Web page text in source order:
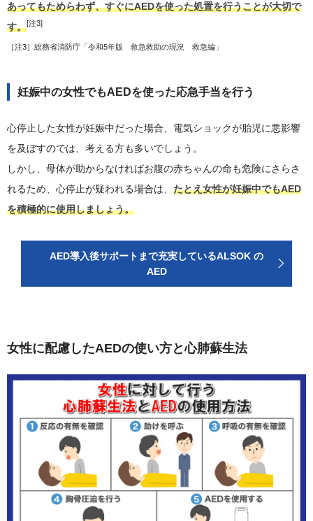
あってもためらわず、すぐにAEDを使った処置を行うことが大切で
す。[注3]
［注3］ 総務省消防庁「令和5年版 救急救助の現況 救急編」
妊娠中の女性でもAEDを使った応急手当を行う
心停止した女性が妊娠中だった場合、電気ショックが胎児に悪影響
を及ぼすのでは、考える方も多いでしょう。
しかし、母体が助からなければお腹の赤ちゃんの命も危険にさらさ
れるため、心停止が疑われる場合は、 たとえ女性が妊娠中でもAED
を積極的に使用しましょう。
AED導入後サポートまで充実しているALSOK の
AED
女性に配慮したAEDの使い方と心肺蘇生法